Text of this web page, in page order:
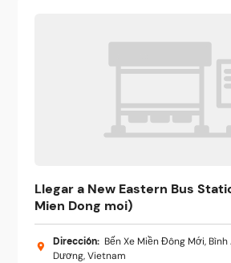
Llegar a New Eastern Bus
Mien Dong moi)
Dirección: Bến Xe Miền Đông Mới, Bình
Dương, Vietnam